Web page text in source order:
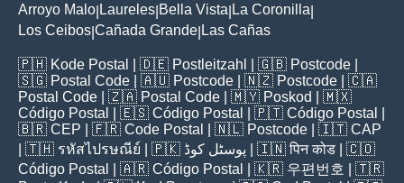
Arroyo Malo Laureles Bella Vista La Coronilla
Los Ceibos Cañada Grande Las Cañas
🇵🇭 Kode Postal | 🇩🇪 Postleitzahl | 🇬🇧 Postcode
🇸🇬 Postal Code | 🇦🇺 Postcode | 🇳🇿 Postcode | 🇨🇦
Postal Code | 🇿🇦 Postal Code | 🇲🇾 Poskod
| 🇲🇽
Código Postal
| 🇪🇸 Código Postal | 🇵🇹 Código Postal
🇧🇷 CEP | 🇫🇷 Code Postal | 🇳🇱 Postcode | 🇮🇹 CAP
| 🇹🇭 รหัสไปรษณีย์ | 🇵🇰 پوسٹل کوڈ | 🇮🇳पिन कोड | 🇨🇴
Código Postal
| 🇦🇷 Código Postal | 🇰🇷 우편번호
| 🇹🇷